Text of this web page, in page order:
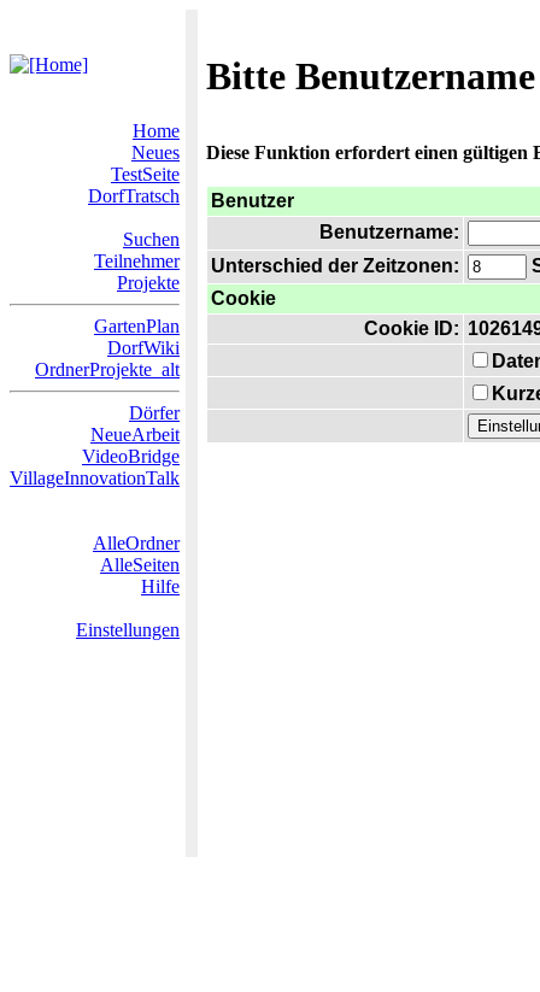
Bitte
Home
Neues
TestSeite
DorfTratsch
Suchen
Teilnehmer
Projekte
GartenPlan
DorfWiki
OrdnerProjekte_alt
Dörfer
NeueArbeit
VideoBridge
VillageInnovationTalk
AlleOrdner
AlleSeiten
Hilfe
Einstellungen
Diese Funktion erfordert einen gültigen
Benutzer
Benutzername:
Unterschied der Zeitzonen:
Cookie
Cookie ID: